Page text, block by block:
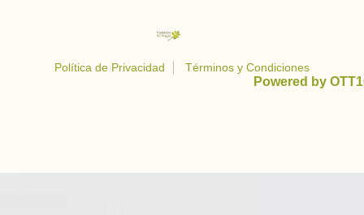
Política de Privacidad Términos y Condiciones
Powered by